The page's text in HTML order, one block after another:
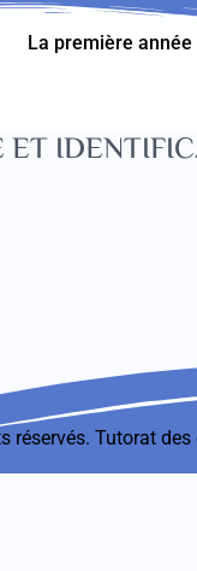
La première année
réservés. Tutorat